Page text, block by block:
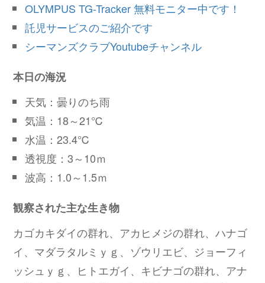
OLYMPUS TG-Tracker 無料モニター中です！
託児サービスのご紹介です
シーマンズクラブYoutubeチャンネル
本日の海況
天気：曇りのち雨
気温：18～21℃
水温：23.4℃
透視度：3～10ｍ
波高：1.0～1.5ｍ
観察された主な生き物
カゴカキダイの群れ、アカヒメジの群れ、ハナゴ
イ、マダラタルミｙｇ、ゾウリエビ、ジョーフィ
ッシュｙｇ、ヒトエガイ、キビナゴの群れ、アナ